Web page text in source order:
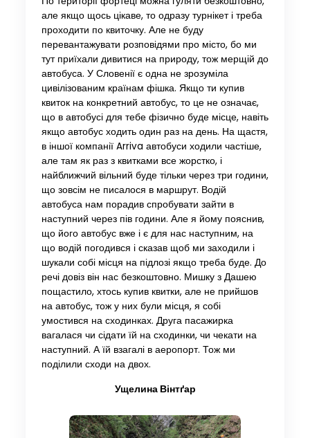
але якщо щось цікаве, то одразу турнікет і треба
проходити по квиточку. Але не буду
перевантажувати розповідями про місто, бо ми
тут приїхали дивитися на природу, тож мерщій до
автобуса. У Словенії є одна не зрозуміла
цивілізованим країнам фішка. Якщо ти купив
квиток на конкретний автобус, то це не означає,
що в автобусі для тебе фізично буде місце, навіть
якщо автобус ходить один раз на день. На щастя,
в іншої компанії Arriva автобуси ходили частіше,
але там як раз з квитками все жорстко, і
найближчий вільний буде тільки через три години,
що зовсім не писалося в маршрут. Водій
автобуса нам порадив спробувати зайти в
наступний через пів години. Але я йому пояснив,
що його автобус вже і є для нас наступним, на
що водій погодився і сказав щоб ми заходили і
шукали собі місця на підлозі якщо треба буде. До
речі довіз він нас безкоштовно. Мишку з Дашею
пощастило, хтось купив квитки, але не прийшов
на автобус, тож у них були місця, я собі
умостився на сходинках. Друга пасажирка
вагалася чи сідати їй на сходинки, чи чекати на
наступний. А їй взагалі в аеропорт. Тож ми
поділили сходи на двох.
Ущелина Вінтґар